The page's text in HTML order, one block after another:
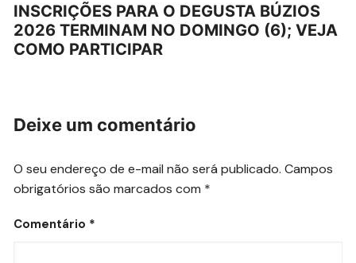
INSCRIÇÕES PARA O DEGUSTA BÚZIOS
2026 TERMINAM NO DOMINGO (6); VEJA
COMO PARTICIPAR
Deixe um comentário
O seu endereço de e-mail não será publicado. Campos
obrigatórios são marcados com *
Comentário *